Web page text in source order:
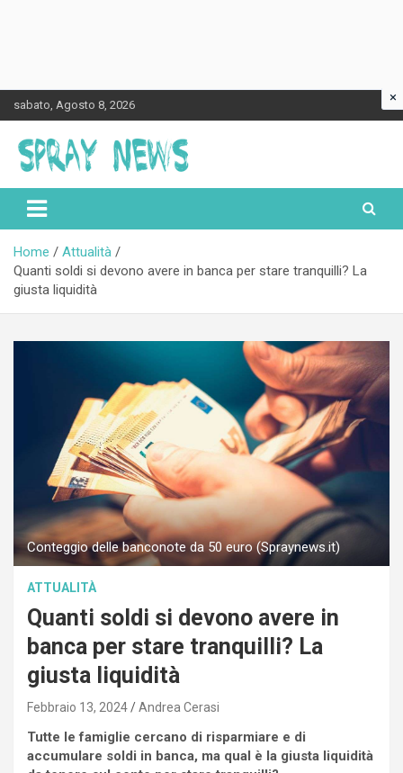
to
content
sabato, Agosto 8, 2026
Spraynews.it
Home
Attualità
Quanti soldi si devono avere in banca per stare tranquilli? La
giusta liquidità
Conteggio delle banconote da 50 euro (Spraynews.it)
ATTUALITÀ
Quanti soldi si devono avere in
banca per stare tranquilli? La
giusta liquidità
Febbraio 13, 2024 Andrea Cerasi
Tutte le famiglie cercano di risparmiare e di
accumulare soldi in banca, ma qual è la giusta liquidità
×